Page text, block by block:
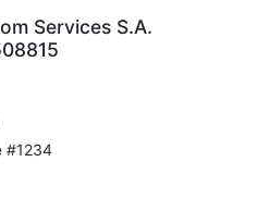
Services S.A.
#1234